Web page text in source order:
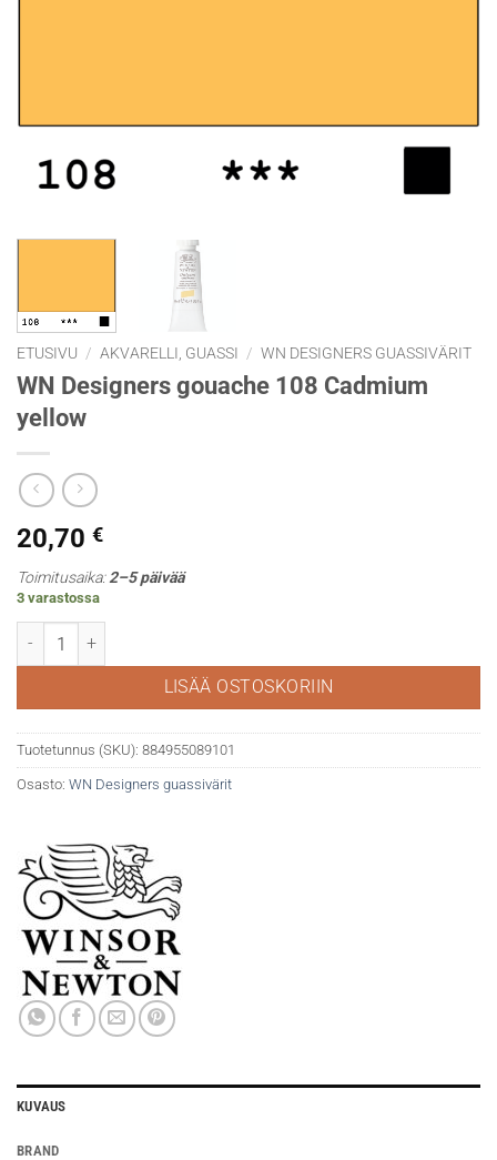
ETUSIVU / AKVARELLI, GUASSI / WN DESIGNERS GUASSIVÄRIT
WN Designers gouache 108 Cadmium
yellow
20,70 €
Toimitusaika:2–5 päivää
3 varastossa
WN Designers gouache 108 Cadmium yellow määrä
LISÄÄ OSTOSKORIIN
Tuotetunnus (SKU): 884955089101
Osasto: WN Designers guassivärit
KUVAUS
BRAND